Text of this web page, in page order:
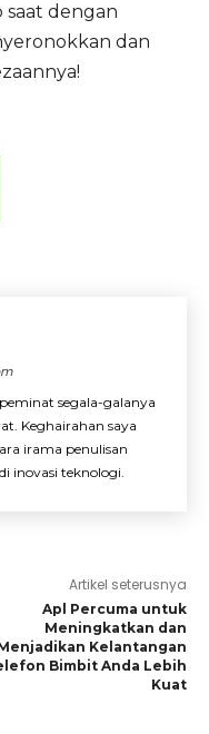
saat dengan
dan
segala-galanya
Keghairahan saya
irama penulisan
inovasi teknologi.
Artikel seterusnya
Apl Percuma untuk
Meningkatkan dan
Kelantangan
Bimbit Anda Lebih
Kuat